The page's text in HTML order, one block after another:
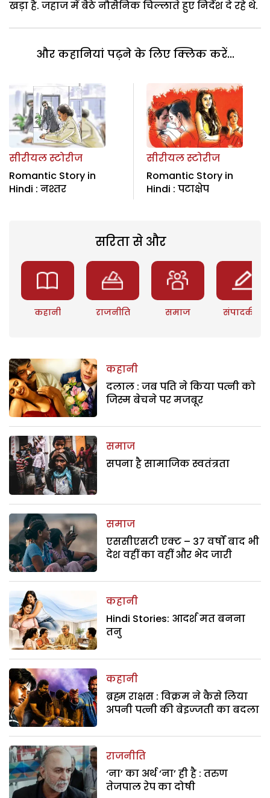
खड़ा है. जहाज में बैठे नौसैनिक चिल्लाते हुए निर्देश दे रहे थे.
और कहानियां पढ़ने के लिए क्लिक करें...
सीरीयल स्टोरीज
Romantic Story in
Hindi : नश्तर
सीरीयल स्टोरीज
Romantic Story in
Hindi : पटाक्षेप
सरिता से और
कहानी राजनीति समाज संपादकीय
कहानी
दलाल : जब पति ने किया पत्नी को
जिस्म बेचने पर मजबूर
समाज
सपना है सामाजिक स्वतंत्रता
समाज
एससीएसटी एक्ट – 37 वर्षों बाद भी
देश वहीं का वहीं और भेद जारी
कहानी
Hindi Stories: आदर्श मत बनना
तनु
कहानी
ब्रह्म राक्षस : विक्रम ने कैसे लिया
अपनी पत्नी की बेइज्जती का बदला
राजनीति
‘ना’ का अर्थ ‘ना’ ही है : तरुण
तेजपाल रेप का दोषी